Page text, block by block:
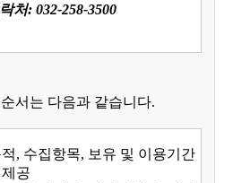
처: 032-258-3500
서는 다음과 같습니다.
, 수집항목, 보유 및 이용기간
공